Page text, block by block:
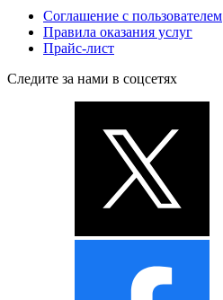
Соглашение с пользователем
Правила оказания услуг
Прайс-лист
Следите за нами в соцсетях